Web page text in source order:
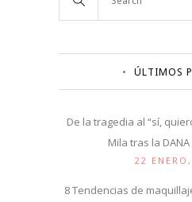
ÚLTIMOS
De la tragedia al “sí,
Mila tras la
22
8 Tendencias de